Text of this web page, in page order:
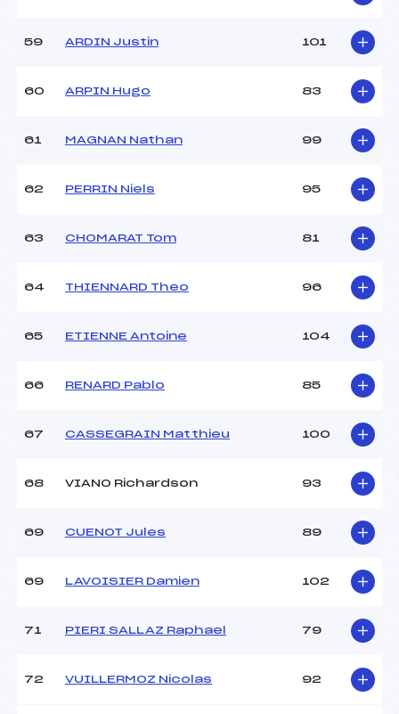
59 ARDIN Justin 101
60 ARPIN Hugo 83
61 MAGNAN Nathan 99
62 PERRIN Niels 95
63 CHOMARAT Tom 81
64 THIENNARD Theo 96
65 ETIENNE Antoine 104
66 RENARD Pablo 85
67 CASSEGRAIN Matthieu 100
68 VIANO Richardson 93
69 CUENOT Jules 89
69 LAVOISIER Damien 102
71 PIERI SALLAZ Raphael 79
72 VUILLERMOZ Nicolas 92